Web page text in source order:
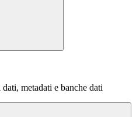
metadati e banche dati